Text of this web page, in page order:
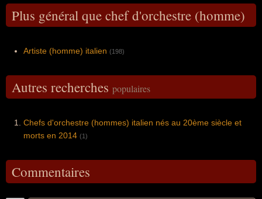
Plus général que chef d'orchestre (homme)
Artiste (homme) italien (198)
Autres recherches populaires
Chefs d'orchestre (hommes) italien nés au 20ème siècle et
morts en 2014 (1)
Commentaires